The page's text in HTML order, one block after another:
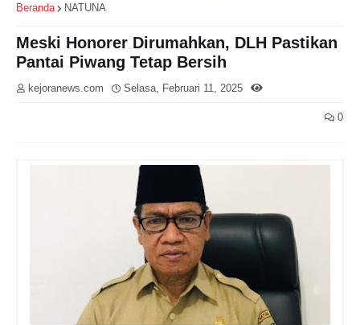
Beranda NATUNA
Meski Honorer Dirumahkan, DLH Pastikan
Pantai Piwang Tetap Bersih
kejoranews.com Selasa, Februari 11, 2025
0